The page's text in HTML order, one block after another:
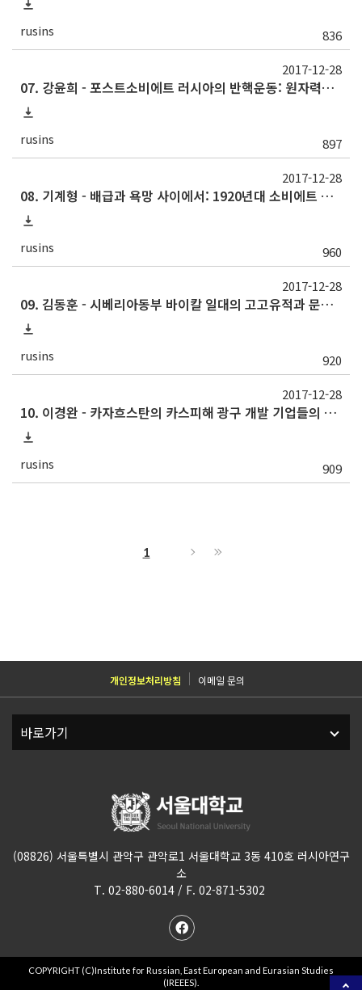
rusins 836
07. 강윤희 - 포스트소비에트 러시아의 반핵운동: 원자력산업 관련 이슈를 중심으로
rusins 897
2017-12-28
08. 기계형 - 배급과 욕망 사이에서: 1920년대 소비에트 러시아의 소비생활과 광고를 중심으로
rusins 960
2017-12-28
09. 김동훈 - 시베리아동부 바이칼 일대의 고고유적과 문화 - 프리바이칼 소해협과 자바이칼 울란우데의 주요유적을 중심으로 -
rusins 920
2017-12-28
10. 이경완 - 카자흐스탄의 카스피해 광구 개발 기업들의 CSR 고찰: 기후 및 환경 문제에 대한 위기관리를 중심으로
rusins 909
2017-12-28
1
개인정보처리방침 이메일 문의
(08826) 서울특별시 관악구 관악로1 서울대학교 3동 410호 러시아연구
소
T. 02-880-6014 / F. 02-871-5302
COPYRIGHT (C)Institute for Russian, East European and Eurasian Studies
(IREEES).